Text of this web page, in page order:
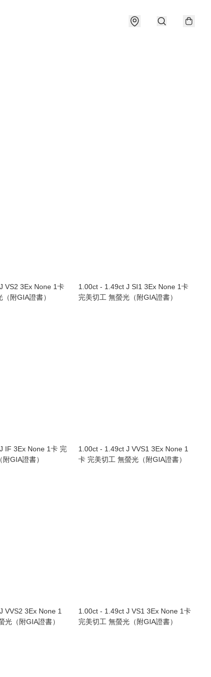
VS2 3Ex None 1卡
附GIA證書）
1.00ct - 1.49ct J SI1 3Ex None 1卡
完美切工 無螢光（附GIA證書）
IF 3Ex None 1卡 完
GIA證書）
1.00ct - 1.49ct J VVS1 3Ex None 1
卡 完美切工 無螢光（附GIA證書）
VVS2 3Ex None 1
光（附GIA證書）
1.00ct - 1.49ct J VS1 3Ex None 1卡
完美切工 無螢光（附GIA證書）